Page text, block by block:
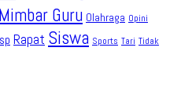
Mimbar Guru Olahraga Opini
Rapat Siswa Sports Tari Tidak